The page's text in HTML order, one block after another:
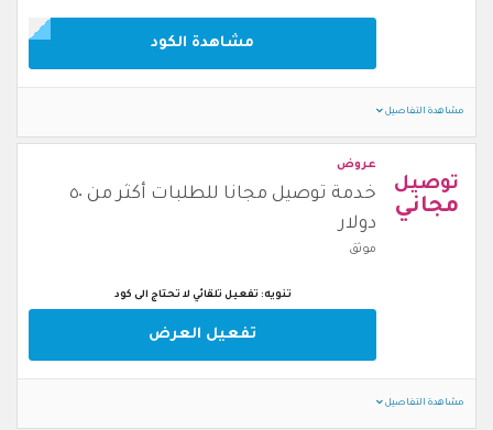
مشاهدة الكود
مشاهدة التفاصيل
توصيل
مجاني
عروض
خدمة توصيل مجانا للطلبات أكثر من ٥٠
دولار
موثق
تنويه: تفعيل تلقائي لا تحتاج الى كود
تفعيل العرض
مشاهدة التفاصيل